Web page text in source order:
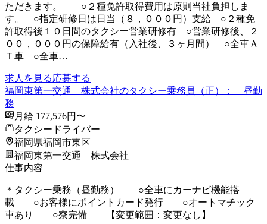
ただきます。 ○２種免許取得費用は原則当社負担しま
す。 ○指定研修日は日当（８，０００円）支給 ○２種免
許取得後１０日間のタクシー営業研修有 ○営業研修後、２
００，０００円の保障給有（入社後、３ヶ月間） ○全車Ａ
Ｔ車 ○全車…
求人を見る応募する
福岡東第一交通 株式会社のタクシー乗務員（正）： 昼勤
務
月給 177,576円〜
タクシードライバー
福岡県福岡市東区
福岡東第一交通 株式会社
仕事内容
＊タクシー乗務（昼勤務） ○全車にカーナビ機能搭
載 ○お客様にポイントカード発行 ○オートマチック
車あり ○寮完備 【変更範囲：変更なし】